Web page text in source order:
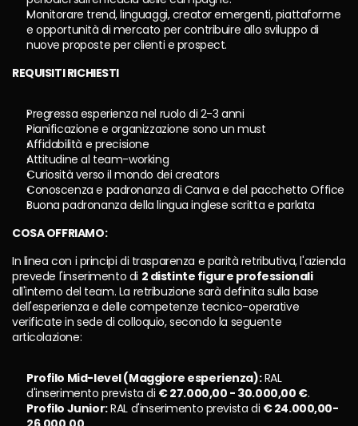
Monitorare trend, linguaggi, creator emergenti, piattaforme
e opportunità di mercato per contribuire allo sviluppo di
nuove proposte per clienti e prospect.
REQUISITI RICHIESTI
Pregressa esperienza nel ruolo di 2-3 anni
Pianificazione e organizzazione sono un must
Affidabilità e precisione
Attitudine al team-working
Curiosità verso il mondo dei creators
Conoscenza e padronanza di Canva e del pacchetto Office
Buona padronanza della lingua inglese scritta e parlata
COSA OFFRIAMO:
In linea con i principi di trasparenza e parità retributiva, l'azienda
prevede l'inserimento di 2 distinte figure professionali
all'interno del team. La retribuzione sarà definita sulla base
dell'esperienza e delle competenze tecnico-operative
verificate in sede di colloquio, secondo la seguente
articolazione:
Profilo Mid-level (Maggiore esperienza): RAL
d'inserimento prevista di € 27.000,00 - 30.000,00 €.
Profilo Junior: RAL d'inserimento prevista di € 24.000,00-